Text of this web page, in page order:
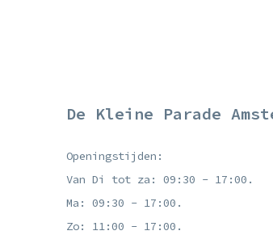
De Kleine Parade
Openingstijden:
Van Di tot za: 09:30 - 17:00.
Ma: 09:30 - 17:00.
Zo: 11:00 - 17:00.